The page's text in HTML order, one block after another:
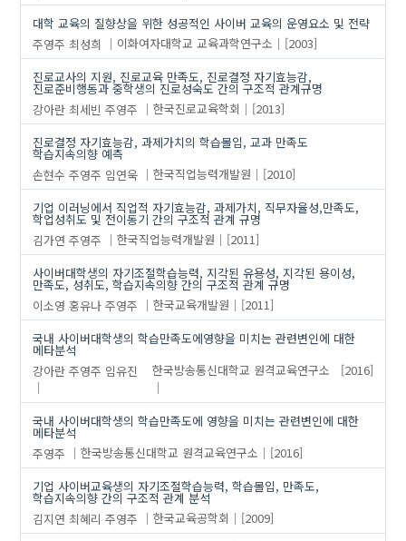
자.
전이관련성
정서지능
조직몰입
진로결정 자기효능감
진로성숙도
학교만족도
학교소속감
학습 전략
학습전이
학업성취도
혁신성
대학 교육의 질향상을 위한 성공적인 사이버 교육의 운영요소 및 전략
주영주 최성희 이화여자대학교 교육과학연구소
[2003]
진로교사의 지원, 진로교육 만족도, 진로결정 자기효능감,
진로준비행동과 중학생의 진로성숙도 간의 구조적 관계규명
강아란 최세빈 주영주 한국진로교육학회
[2013]
진로결정 자기효능감, 과제가치의 학습몰입, 교과 만족도
학습지속의향 예측
손현수 주영주 임연욱 한국직업능력개발원
[2010]
기업 이러닝에서 직업적 자기효능감, 과제가치, 직무자율성,만족도,
학업성취도 및 전이동기 간의 구조적 관계 규명
김가연 주영주 한국직업능력개발원
[2011]
사이버대학생의 자기조절학습능력, 지각된 유용성, 지각된 용이성,
만족도, 성취도, 학습지속의향 간의 구조적 관계 규명
이소영 홍유나 주영주 한국교육개발원
[2011]
국내 사이버대학생의 학습만족도에영향을 미치는 관련변인에 대한
메타분석
강아란 주영주 임유진 한국방송통신대학교 원격교육연구소 [2016]
국내 사이버대학생의 학습만족도에 영향을 미치는 관련변인에 대한
메타분석
주영주
한국방송통신대학교 원격교육연구소
[2016]
기업 사이버교육생의 자기조절학습능력, 학습몰입, 만족도,
학습지속의향 간의 구조적 관계 분석
김지연 최혜리 주영주 한국교육공학회
[2009]